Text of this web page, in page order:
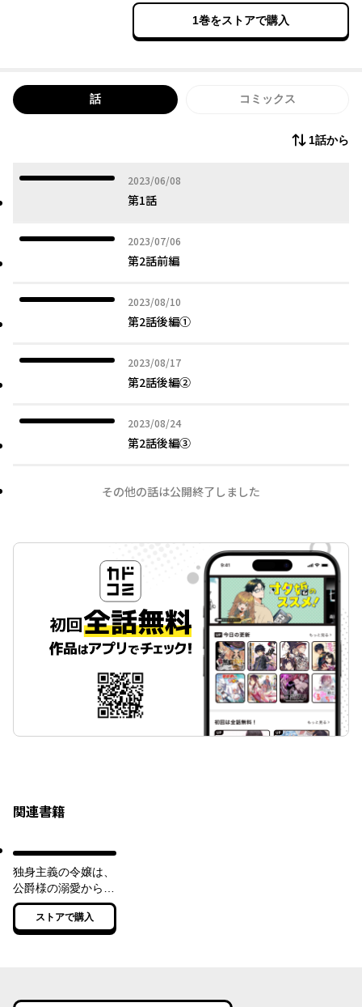
1巻をストアで購入
話 コミックス
1話から
2023/06/08
2023年06月08日
第1話
2023/07/06
2023年07月06日
第2話前編
2023/08/10
2023年08月10日
第2話後編①
2023/08/17
2023年08月17日
第2話後編②
2023/08/24
2023年08月24日
第2話後編③
その他の話は公開終了しました
関連書籍
独身主義の令嬢は、
公爵様の溺愛から逃
れたい【電子特典付
ストアで購入